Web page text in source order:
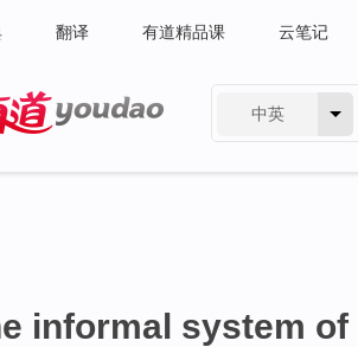
翻译 有道精品课 云笔记
中英
informal system